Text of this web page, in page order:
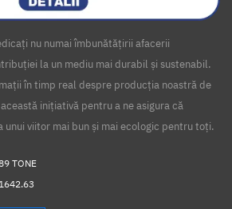
nu numai îmbunătățirii afacerii
la un mediu mai durabil și sustenabil.
în timp real despre producția noastră de
inițiativă pentru a ne asigura că
viitor mai bun și mai ecologic pentru toți.
TONE